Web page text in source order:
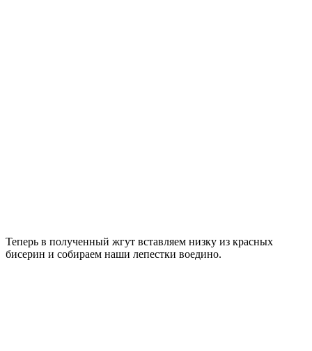
Теперь в полученный жгут вставляем низку из красных
бисерин и собираем наши лепестки воедино.